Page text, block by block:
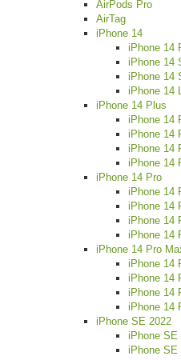
AirPods Pro
AirTag
iPhone 14
iPhone 14
iPhone 14
iPhone 14
iPhone 14
iPhone 14 Plus
iPhone 14
iPhone 14
iPhone 14
iPhone 14
iPhone 14 Pro
iPhone 14
iPhone 14
iPhone 14
iPhone 14
iPhone 14 Pro
iPhone 14
iPhone 14
iPhone 14
iPhone 14
iPhone SE 2022
iPhone SE
iPhone SE